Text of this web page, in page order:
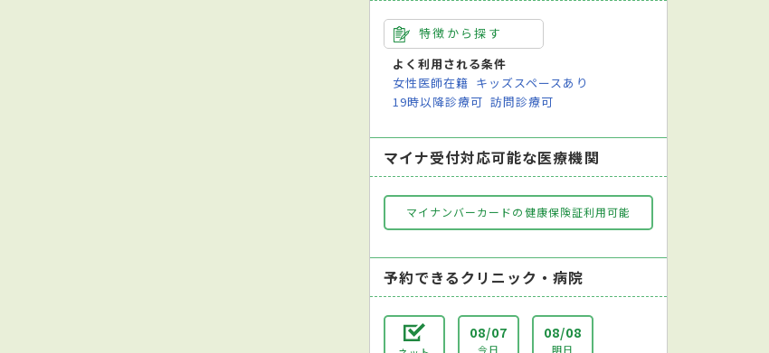
特徴から探す
よく利用される条件
女性医師在籍 キッズスペースあり
19時以降診療可 訪問診療可
マイナ受付対応可能な医療機関
マイナンバーカードの健康保険証利用可能
予約できるクリニック・病院
08/07
今日
08/08
明日